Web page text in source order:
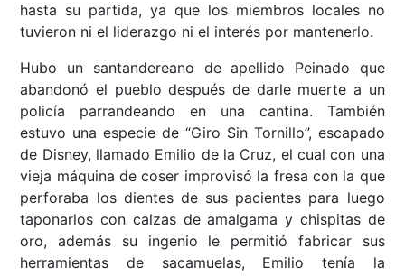
hasta su partida, ya que los miembros locales no
tuvieron ni el liderazgo ni el interés por mantenerlo.
Hubo un santandereano de apellido Peinado que
abandonó el pueblo después de darle muerte a un
policía parrandeando en una cantina. También
estuvo una especie de “Giro Sin Tornillo”, escapado
de Disney, llamado Emilio de la Cruz, el cual con una
vieja máquina de coser improvisó la fresa con la que
perforaba los dientes de sus pacientes para luego
taponarlos con calzas de amalgama y chispitas de
oro, además su ingenio le permitió fabricar sus
herramientas de sacamuelas, Emilio tenía la